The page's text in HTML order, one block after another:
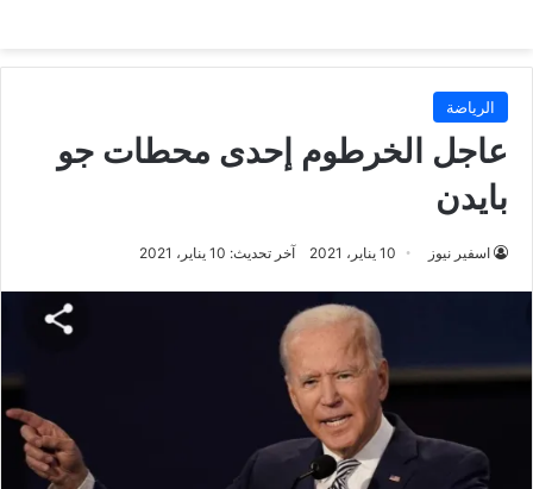
الرياضة
عاجل الخرطوم إحدى محطات جو
بايدن
اسفير نيوز 10 يناير، 2021 آخر تحديث: 10 يناير، 2021